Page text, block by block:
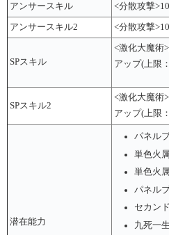
アンサースキル <分散攻撃
アンサースキル2 <分散攻撃
SPスキル
<激化大魔術
アップ(上限
SPスキル2
<激化大魔術
アップ(上限
潜在能力
パネル
単色火
単色火
パネル
セカン
九死一